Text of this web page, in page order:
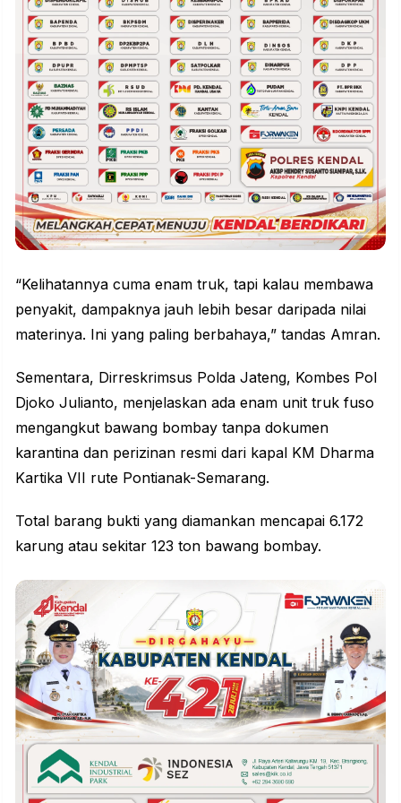
“Kelihatannya cuma enam truk, tapi kalau membawa
penyakit, dampaknya jauh lebih besar daripada nilai
materinya. Ini yang paling berbahaya,” tandas Amran.
Sementara, Dirreskrimsus Polda Jateng, Kombes Pol
Djoko Julianto, menjelaskan ada enam unit truk fuso
mengangkut bawang bombay tanpa dokumen
karantina dan perizinan resmi dari kapal KM Dharma
Kartika VII rute Pontianak-Semarang.
Total barang bukti yang diamankan mencapai 6.172
karung atau sekitar 123 ton bawang bombay.